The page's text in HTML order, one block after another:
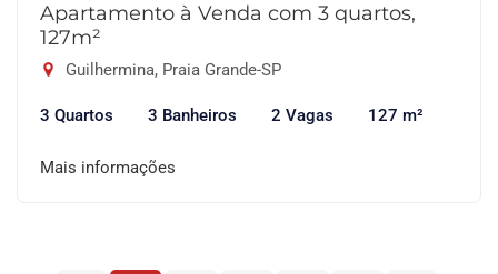
Apartamento à Venda com 3 quartos,
127m²
Guilhermina, Praia Grande-SP
3 Quartos 3 Banheiros 2 Vagas 127 m²
Mais informações